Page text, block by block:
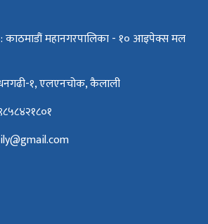
: काठमाडौं महानगरपालिका - १० आइपेक्स मल
१, एलएनचोक, कैलाली